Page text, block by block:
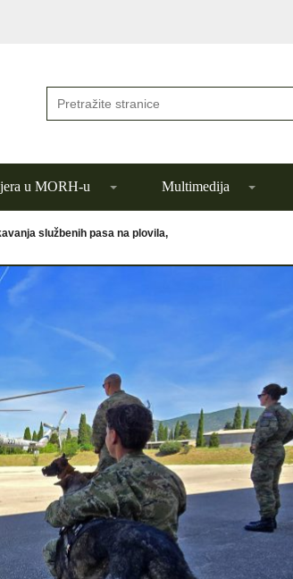
u MORH-u Multimedija
službenih pasa na plovila,